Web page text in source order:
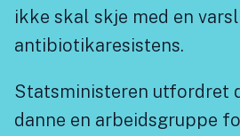
ikke skal skje med en
antibiotikaresistens.
Statsministeren utfordret
danne en arbeidsgruppe